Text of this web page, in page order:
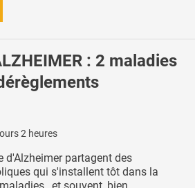
: 2 maladies
2 heures
d'Alzheimer partagent des
qui s'installent tôt dans la